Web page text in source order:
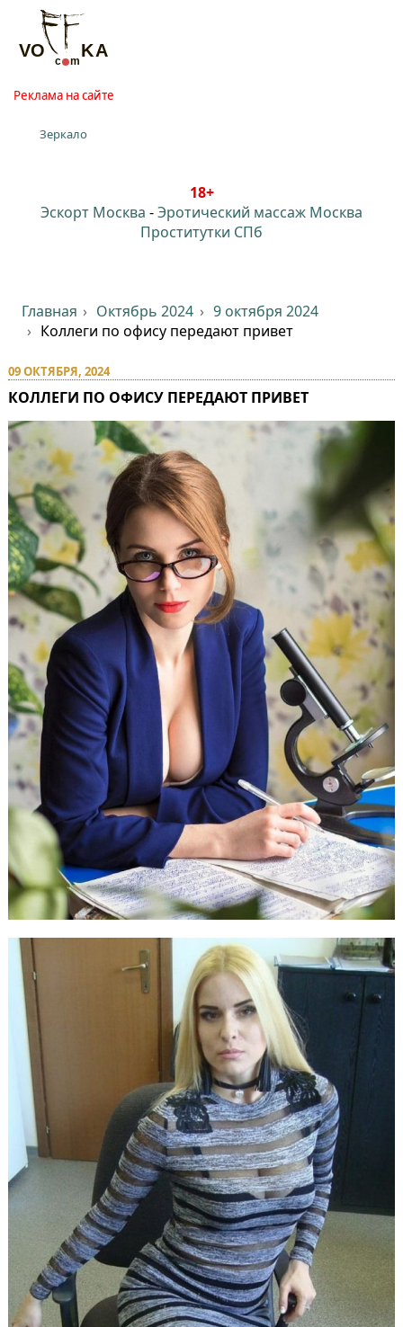
Реклама на сайте
Зеркало
18+
Эскорт Москва -Эротический массаж Москва
Проститутки СПб
Главная Октябрь 2024
9 октября 2024
Коллеги по офису передают привет
09 ОКТЯБРЯ, 2024
КОЛЛЕГИ ПО ОФИСУ ПЕРЕДАЮТ ПРИВЕТ